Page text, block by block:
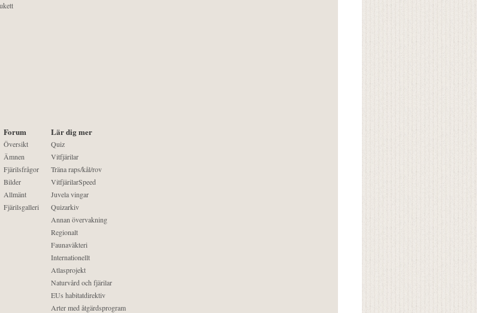
Forum
Översikt
Ämnen
Fjärilsfrågor
Bilder
Allmänt
Fjärilsgalleri
Lär dig mer
Quiz
Vitfjärilar
Träna raps/kål/rov
VitfjärilarSpeed
Juvela vingar
Quizarkiv
Annan övervakning
Regionalt
Faunaväkteri
Internationellt
Atlasprojekt
Naturvård och fjärilar
EUs habitatdirektiv
Arter med åtgärdsprogram